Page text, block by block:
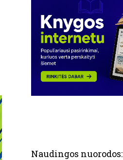
Naudingos nuorodos: